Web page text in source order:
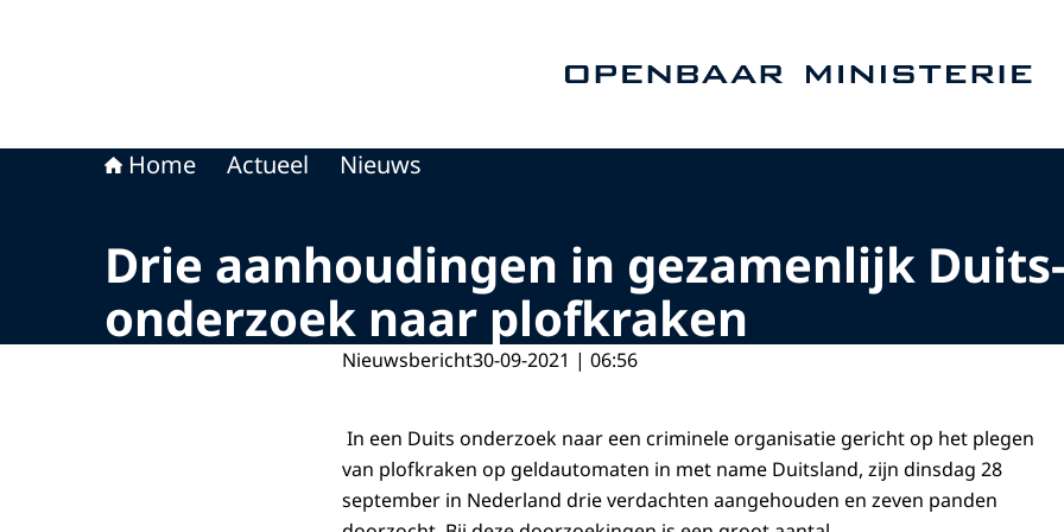
Home Actueel Nieuws
Drie aanhoudingen in gezamenlijk
onderzoek naar plofkraken
Nieuwsbericht30-09-2021 | 06:56
In een Duits onderzoek naar een criminele organisatie gericht op het plegen
van plofkraken op geldautomaten in met name Duitsland, zijn dinsdag 28
september in Nederland drie verdachten aangehouden en zeven panden